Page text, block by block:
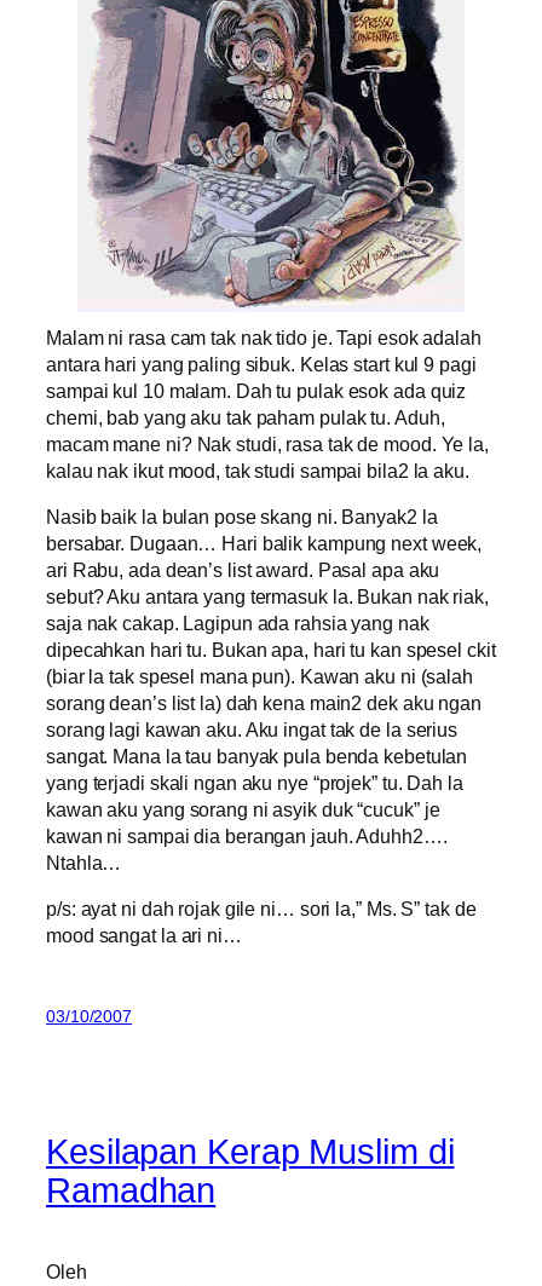
Malam ni rasa cam tak nak tido je. Tapi esok adalah
antara hari yang paling sibuk. Kelas start kul 9 pagi
sampai kul 10 malam. Dah tu pulak esok ada quiz
chemi, bab yang aku tak paham pulak tu. Aduh,
macam mane ni? Nak studi, rasa tak de mood. Ye la,
kalau nak ikut mood, tak studi sampai bila2 la aku.
Nasib baik la bulan pose skang ni. Banyak2 la
bersabar. Dugaan… Hari balik kampung next week,
ari Rabu, ada dean’s list award. Pasal apa aku
sebut? Aku antara yang termasuk la. Bukan nak riak,
saja nak cakap. Lagipun ada rahsia yang nak
dipecahkan hari tu. Bukan apa, hari tu kan spesel ckit
(biar la tak spesel mana pun). Kawan aku ni (salah
sorang dean’s list la) dah kena main2 dek aku ngan
sorang lagi kawan aku. Aku ingat tak de la serius
sangat. Mana la tau banyak pula benda kebetulan
yang terjadi skali ngan aku nye “projek” tu. Dah la
kawan aku yang sorang ni asyik duk “cucuk” je
kawan ni sampai dia berangan jauh. Aduhh2….
Ntahla…
p/s: ayat ni dah rojak gile ni… sori la,” Ms. S” tak de
mood sangat la ari ni…
03/10/2007
Kesilapan Kerap Muslim di
Ramadhan
Oleh